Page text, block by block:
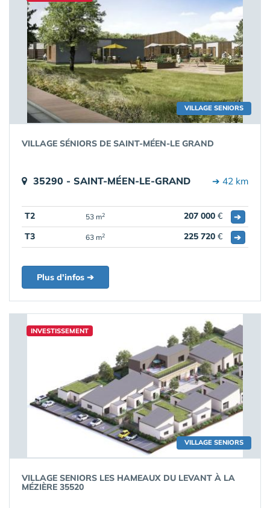
VILLAGE SENIORS
VILLAGE SÉNIORS DE SAINT-MÉEN-LE GRAND
35290 - SAINT-MÉEN-LE-GRAND ➔ 42 km
T2 53 m2 207 000 €
➔
T3
63 m2 225 720 € ➔
Plus d'infos ➔
VILLAGE SENIORS
INVESTISSEMENT
VILLAGE SENIORS LES HAMEAUX DU LEVANT À LA
MÉZIÈRE 35520